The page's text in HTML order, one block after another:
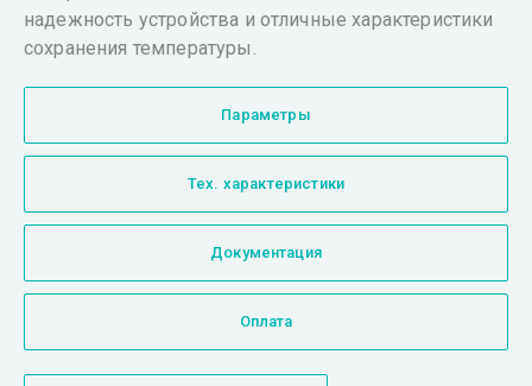
надежность устройства и отличные характеристики
сохранения температуры.
Параметры
Тех. характеристики
Документация
Оплата